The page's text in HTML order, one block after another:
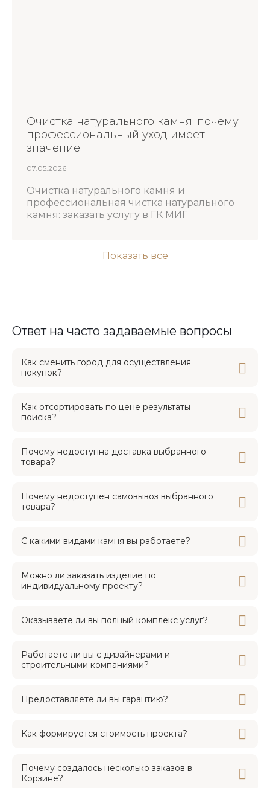
Очистка натурального камня: почему
профессиональный уход имеет
значение
07.05.2026
Очистка натурального камня и
профессиональная чистка натурального
камня: заказать услугу в ГК МИГ
Показать все
Ответ на часто задаваемые вопросы
Как сменить город для осуществления
покупок?
Как отсортировать по цене результаты
поиска?
Почему недоступна доставка выбранного
товара?
Почему недоступен самовывоз выбранного
товара?
С какими видами камня вы работаете?
Можно ли заказать изделие по
индивидуальному проекту?
Оказываете ли вы полный комплекс услуг?
Работаете ли вы с дизайнерами и
строительными компаниями?
Предоставляете ли вы гарантию?
Как формируется стоимость проекта?
Почему создалось несколько заказов в
Корзине?